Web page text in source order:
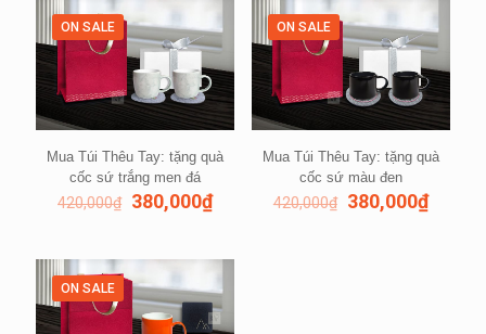
ON SALE
Mua Túi Thêu Tay: tặng quà
cốc sứ trắng men đá
420,000₫ 380,000₫
ON SALE
Mua Túi Thêu Tay: tặng quà
cốc sứ màu đen
420,000₫ 380,000₫
ON SALE